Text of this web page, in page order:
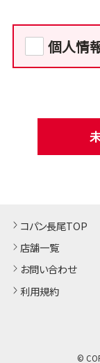
個人情
コパン長尾TOP
店舗一覧
お問い合わせ
利用規約
©